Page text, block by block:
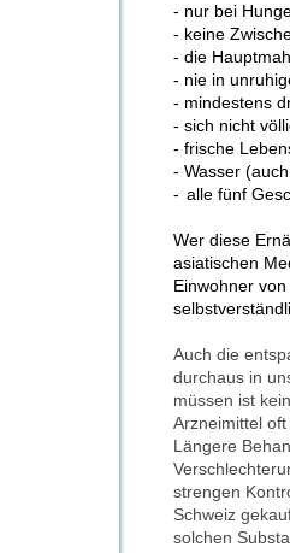
- nur bei
- keine
- die
- nie in
- mindestens
- sich nicht
- frische
- Wasser
- alle fünf
Wer diese
asiatischen
Einwohner
Auch die
durchaus in
müssen ist
Arzneimittel
Längere
strengen
Schweiz
solchen